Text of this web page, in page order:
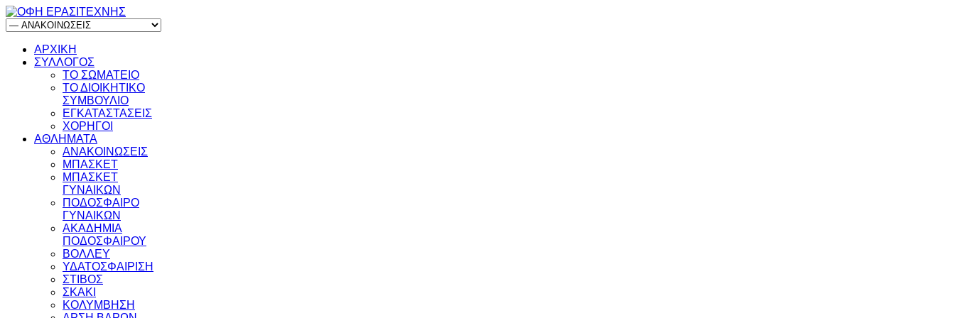
ΑΡΧΙΚΗ
ΣΥΛΛΟΓΟΣ
ΤΟ ΣΩΜΑΤΕΙΟ
ΤΟ ΔΙΟΙΚΗΤΙΚΟ
ΣΥΜΒΟΥΛΙΟ
ΕΓΚΑΤΑΣΤΑΣΕΙΣ
ΧΟΡΗΓΟΙ
ΑΘΛΗΜΑΤΑ
ΑΝΑΚΟΙΝΩΣΕΙΣ
ΜΠΑΣΚΕΤ
ΜΠΑΣΚΕΤ
ΓΥΝΑΙΚΩΝ
ΠΟΔΟΣΦΑΙΡΟ
ΓΥΝΑΙΚΩΝ
ΑΚΑΔΗΜΙΑ
ΠΟΔΟΣΦΑΙΡΟΥ
ΒΟΛΛΕΥ
ΥΔΑΤΟΣΦΑΙΡΙΣΗ
ΣΤΙΒΟΣ
ΣΚΑΚΙ
ΚΟΛΥΜΒΗΣΗ